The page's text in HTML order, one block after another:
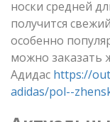
носки средней
получится
особенно
можно заказать
Адидас https://
adidas/pol--